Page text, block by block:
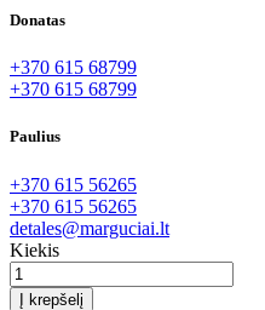
Donatas
+370 615 68799
+370 615 68799
Paulius
+370 615 56265
+370 615 56265
detales@marguciai.lt
Kiekis
Į krepšelį